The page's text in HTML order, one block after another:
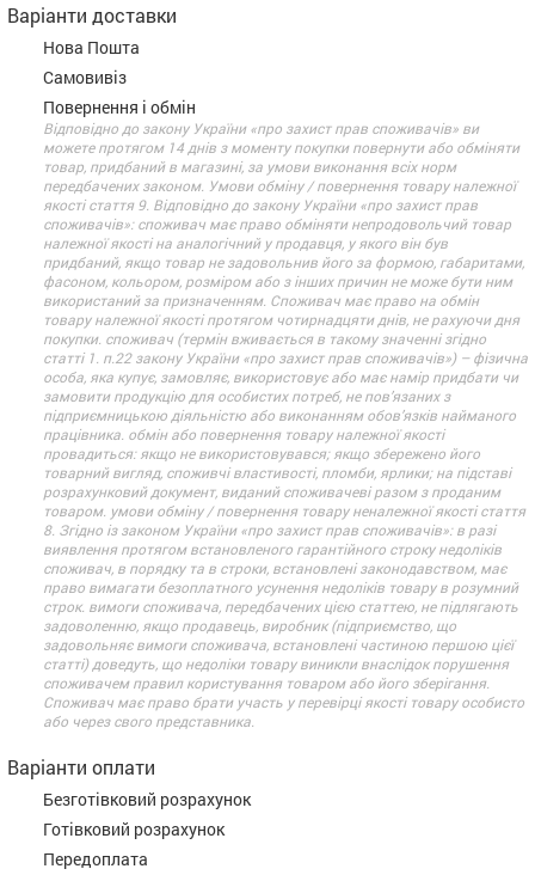
Варіанти доставки
Нова Пошта
Самовивіз
Повернення і обмін
Відповідно до закону України «про захист прав споживачів» ви
можете протягом 14 днів з моменту покупки повернути або обміняти
товар, придбаний в магазині, за умови виконання всіх норм
передбачених законом. Умови обміну / повернення товару належної
якості стаття 9. Відповідно до закону України «про захист прав
споживачів»: споживач має право обміняти непродовольчий товар
належної якості на аналогічний у продавця, у якого він був
придбаний, якщо товар не задовольнив його за формою, габаритами,
фасоном, кольором, розміром або з інших причин не може бути ним
використаний за призначенням. Споживач має право на обмін
товару належної якості протягом чотирнадцяти днів, не рахуючи дня
покупки. споживач (термін вживається в такому значенні згідно
статті 1. п.22 закону України «про захист прав споживачів») – фізична
особа, яка купує, замовляє, використовує або має намір придбати чи
замовити продукцію для особистих потреб, не пов’язаних з
підприємницькою діяльністю або виконанням обов’язків найманого
працівника. обмін або повернення товару належної якості
провадиться: якщо не використовувався; якщо збережено його
товарний вигляд, споживчі властивості, пломби, ярлики; на підставі
розрахунковий документ, виданий споживачеві разом з проданим
товаром. умови обміну / повернення товару неналежної якості стаття
8. Згідно із законом України «про захист прав споживачів»: в разі
виявлення протягом встановленого гарантійного строку недоліків
споживач, в порядку та в строки, встановлені законодавством, має
право вимагати безоплатного усунення недоліків товару в розумний
строк. вимоги споживача, передбачених цією статтею, не підлягають
задоволенню, якщо продавець, виробник (підприємство, що
задовольняє вимоги споживача, встановлені частиною першою цієї
статті) доведуть, що недоліки товару виникли внаслідок порушення
споживачем правил користування товаром або його зберігання.
Споживач має право брати участь у перевірці якості товару особисто
або через свого представника.
Варіанти оплати
Безготівковий розрахунок
Готівковий розрахунок
Передоплата